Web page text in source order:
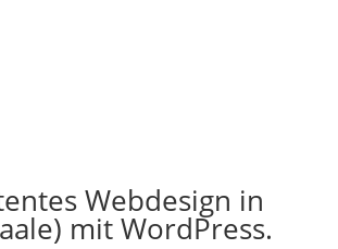
Webdesign in
mit WordPress.